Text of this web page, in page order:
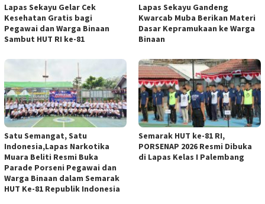
Lapas Sekayu Gelar Cek
Kesehatan Gratis bagi
Pegawai dan Warga Binaan
Sambut HUT RI ke-81
Lapas Sekayu Gandeng
Kwarcab Muba Berikan Materi
Dasar Kepramukaan ke Warga
Binaan
Satu Semangat, Satu
Indonesia,Lapas Narkotika
Muara Beliti Resmi Buka
Parade Porseni Pegawai dan
Warga Binaan dalam Semarak
HUT Ke-81 Republik Indonesia
Semarak HUT ke-81 RI,
PORSENAP 2026 Resmi Dibuka
di Lapas Kelas I Palembang